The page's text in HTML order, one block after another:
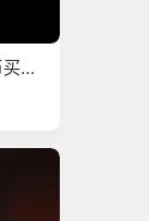
卖